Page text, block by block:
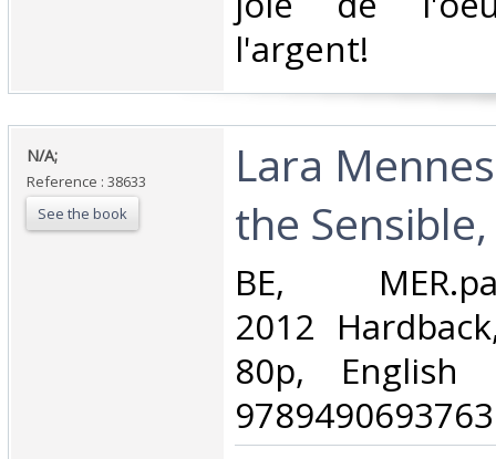
l'argent!‎
‎N/A;‎
Reference : 38633
See the book
‎Lara
the Sensible,‎
‎BE,
2012
80p, English